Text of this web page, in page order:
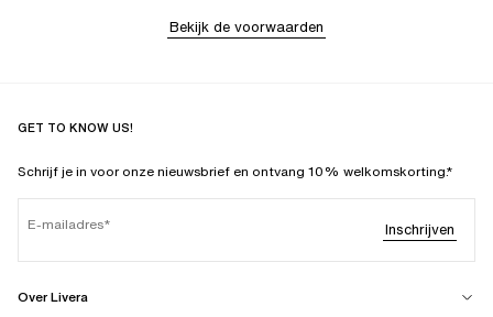
Bekijk de voorwaarden
GET TO KNOW US!
Schrijf je in voor onze nieuwsbrief en ontvang 10% welkomskorting.*
E-mailadres Inschrijven
Over Livera